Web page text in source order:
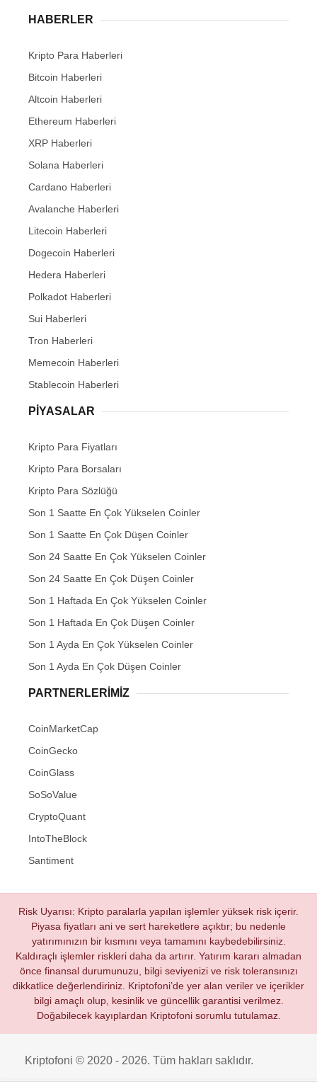
HABERLER
Kripto Para Haberleri
Bitcoin Haberleri
Altcoin Haberleri
Ethereum Haberleri
XRP Haberleri
Solana Haberleri
Cardano Haberleri
Avalanche Haberleri
Litecoin Haberleri
Dogecoin Haberleri
Hedera Haberleri
Polkadot Haberleri
Sui Haberleri
Tron Haberleri
Memecoin Haberleri
Stablecoin Haberleri
PIYASALAR
Kripto Para Fiyatları
Kripto Para Borsaları
Kripto Para Sözlüğü
Son 1 Saatte En Çok Yükselen Coinler
Son 1 Saatte En Çok Düşen Coinler
Son 24 Saatte En Çok Yükselen Coinler
Son 24 Saatte En Çok Düşen Coinler
Son 1 Haftada En Çok Yükselen Coinler
Son 1 Haftada En Çok Düşen Coinler
Son 1 Ayda En Çok Yükselen Coinler
Son 1 Ayda En Çok Düşen Coinler
PARTNERLERIMIZ
CoinMarketCap
CoinGecko
CoinGlass
SoSoValue
CryptoQuant
IntoTheBlock
Santiment
Risk Uyarısı: Kripto paralarla yapılan işlemler yüksek risk içerir.
Piyasa fiyatları ani ve sert hareketlere açıktır; bu nedenle
yatırımınızın bir kısmını veya tamamını kaybedebilirsiniz.
Kaldıraçlı işlemler riskleri daha da artırır. Yatırım kararı almadan
önce finansal durumunuzu, bilgi seviyenizi ve risk toleransınızı
dikkatlice değerlendiriniz. Kriptofoni’de yer alan veriler ve içerikler
bilgi amaçlı olup, kesinlik ve güncellik garantisi verilmez.
Doğabilecek kayıplardan Kriptofoni sorumlu tutulamaz.
Kriptofoni © 2020 - 2026. Tüm hakları saklıdır.